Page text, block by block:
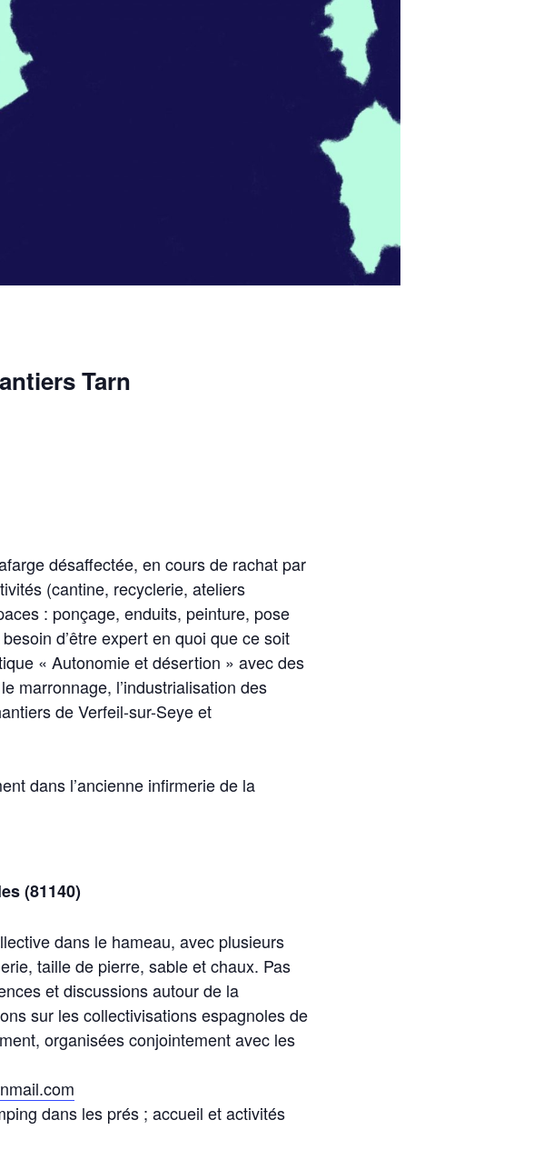
Tarn
désaffectée, en cours de rachat par
(cantine, recyclerie, ateliers
: ponçage, enduits, peinture, pose
d’être expert en quoi que ce soit
« Autonomie et désertion » avec des
marronnage, l’industrialisation des
de Verfeil-sur-Seye et
dans l’ancienne infirmerie de la
(81140)
dans le hameau, avec plusieurs
taille de pierre, sable et chaux. Pas
et discussions autour de la
sur les collectivisations espagnoles de
organisées conjointement avec les
dans les prés ; accueil et activités